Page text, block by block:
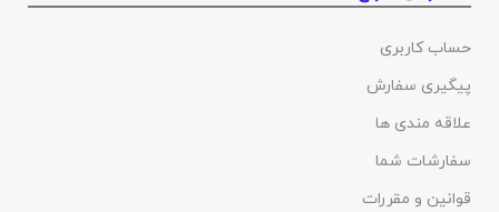
حساب کاربری
پیگیری سفارش
علاقه مندی ها
سفارشات شما
قوانین و مقررات